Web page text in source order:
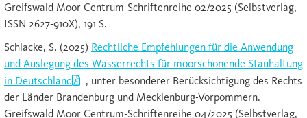
Greifswald Moor Centrum-Schriftenreihe 02/2025 (Selbstverlag,
ISSN 2627‐910X), 191 S.
Schlacke, S. (2025) Rechtliche Empfehlungen für die Anwendung
und Auslegung des Wasserrechts für moorschonende Stauhaltung
in Deutschland
, unter besonderer Berücksichtigung des Rechts
der Länder Brandenburg und Mecklenburg-Vorpommern.
Greifswald Moor Centrum-Schriftenreihe 04/2025 (Selbstverlag,